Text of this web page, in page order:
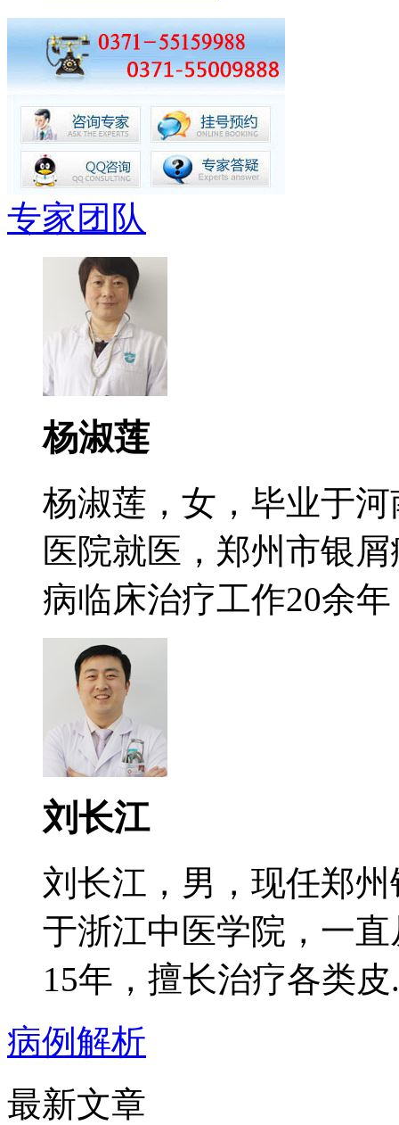
专家团队
杨淑莲
杨淑莲，女，毕业于
医院就医，郑州市银
病临床治疗工作20余
刘长江
刘长江，男，现任郑
于浙江中医学院，一
15年，擅长治疗各类皮
病例解析
最新文章